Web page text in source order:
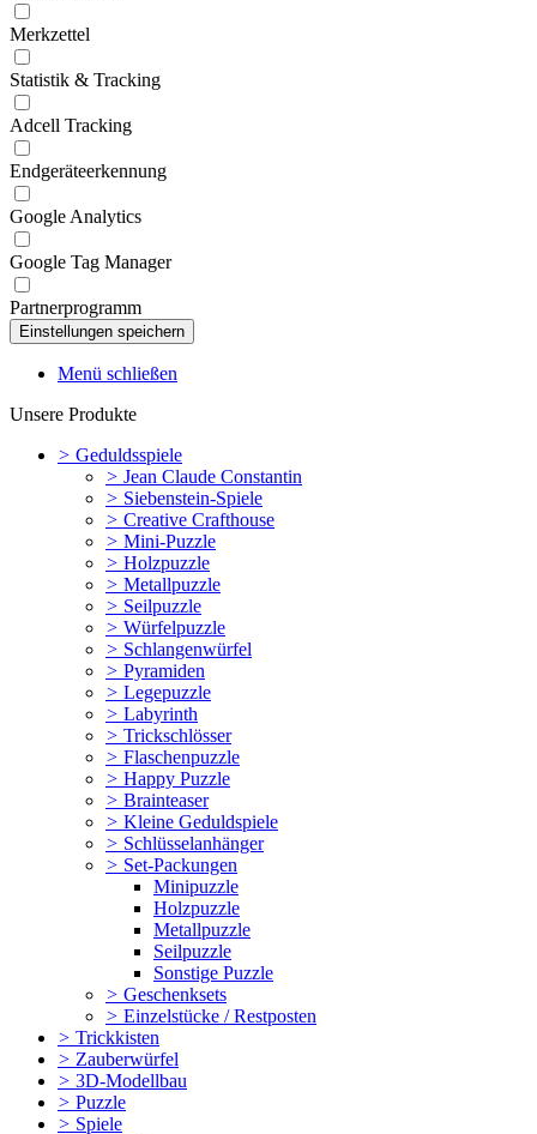
Merkzettel
Statistik & Tracking
Adcell Tracking
Endgeräteerkennung
Google Analytics
Google Tag Manager
Partnerprogramm
Menü schließen
Unsere Produkte
> Geduldsspiele
> Jean Claude Constantin
> Siebenstein-Spiele
> Creative Crafthouse
> Mini-Puzzle
> Holzpuzzle
> Metallpuzzle
> Seilpuzzle
> Würfelpuzzle
> Schlangenwürfel
> Pyramiden
> Legepuzzle
> Labyrinth
> Trickschlösser
> Flaschenpuzzle
> Happy Puzzle
> Brainteaser
> Kleine Geduldspiele
> Schlüsselanhänger
> Set-Packungen
Minipuzzle
Holzpuzzle
Metallpuzzle
Seilpuzzle
Sonstige Puzzle
> Geschenksets
> Einzelstücke / Restposten
> Trickkisten
> Zauberwürfel
> 3D-Modellbau
> Puzzle
> Spiele